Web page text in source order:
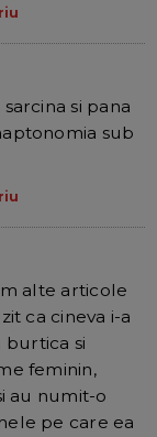
si pana
sub
alte articole
ca cineva i-a
burtica si
feminin,
au numit-o
pe care ea